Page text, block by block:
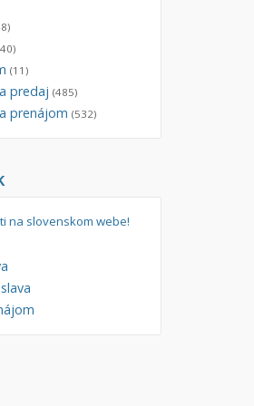
Súkromná inzercia
RK
(11)
predaj (485)
prenájom (532)
na slovenskom webe!